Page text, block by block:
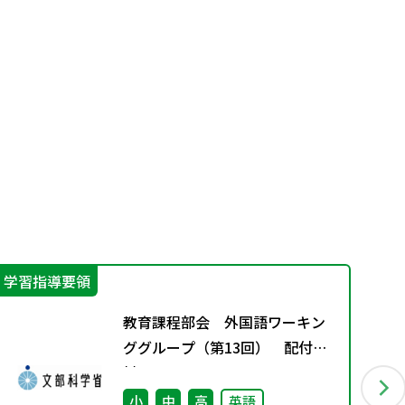
学習指導要領
教育課程部会 外国語ワーキン
ググループ（第13回） 配付資
料